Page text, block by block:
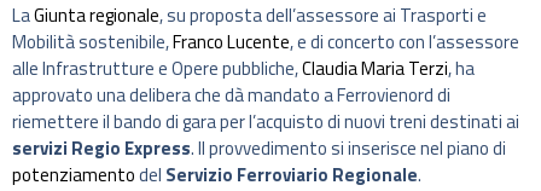
LaGiunta regionale, su proposta dell’assessore ai Trasporti e
Mobilità sostenibile,Franco Lucente, e di concerto con l’assessore
alle Infrastrutture e Opere pubbliche,Claudia Maria Terzi, ha
approvato una delibera che dà mandato a Ferrovienord di
riemettere il bando di gara per l’acquisto di nuovi treni destinati ai
servizi Regio Express. Il provvedimento si inserisce nel piano di
potenziamentodel Servizio Ferroviario Regionale.